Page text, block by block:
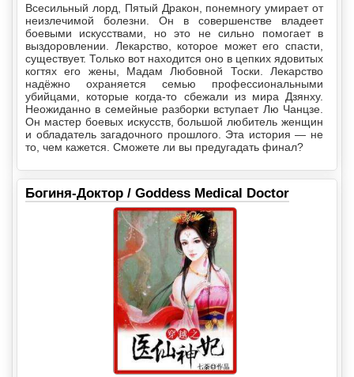
Всесильный лорд, Пятый Дракон, понемногу умирает от
неизлечимой болезни. Он в совершенстве владеет
боевыми искусствами, но это не сильно помогает в
выздоровлении. Лекарство, которое может его спасти,
существует. Только вот находится оно в цепких ядовитых
когтях его жены, Мадам Любовной Тоски. Лекарство
надёжно охраняется семью профессиональными
убийцами, которые когда-то сбежали из мира Дзянху.
Неожиданно в семейные разборки вступает Лю Чанцзе.
Он мастер боевых искусств, большой любитель женщин
и обладатель загадочного прошлого. Эта история — не
то, чем кажется. Сможете ли вы предугадать финал?
Богиня-Доктор / Goddess Medical Doctor